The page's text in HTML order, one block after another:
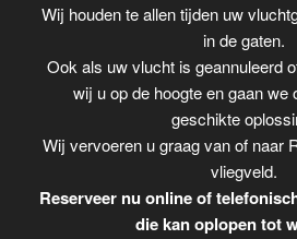
Wij houden te allen tijden uw
in de gaten.
Ook als uw vlucht is geannuleerd
wij u op de hoogte en gaan we
geschikte
Wij vervoeren u graag van of naar
vliegveld.
Reserveer nu online of
die kan oplopen tot